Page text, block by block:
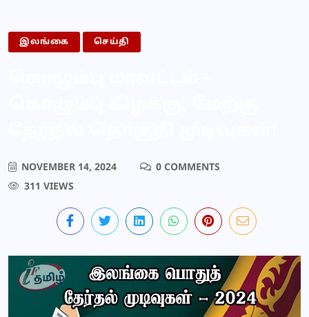
இலங்கை செய்தி
NOVEMBER 14, 2024
0 COMMENTS
311 VIEWS